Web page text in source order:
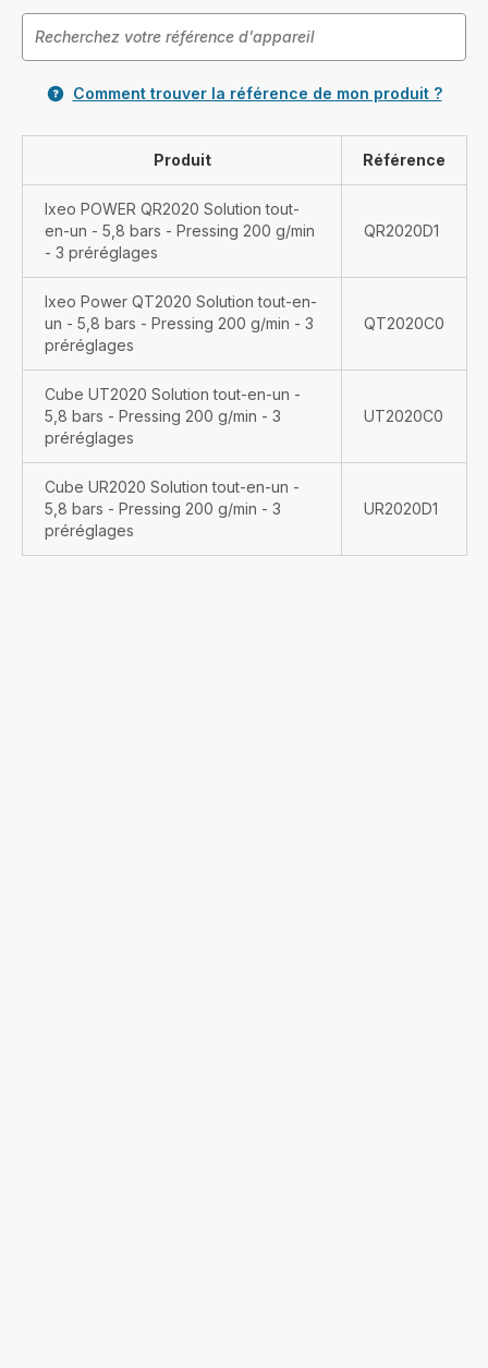
Comment trouver la référence de mon produit ?
Produit Référence
Ixeo POWER QR2020 Solution tout-
en-un - 5,8 bars - Pressing 200 g/min
- 3 préréglages
QR2020D1
Ixeo Power QT2020 Solution tout-en-
un - 5,8 bars - Pressing 200 g/min - 3
préréglages
QT2020C0
Cube UT2020 Solution tout-en-un -
5,8 bars - Pressing 200 g/min - 3
préréglages
UT2020C0
Cube UR2020 Solution tout-en-un -
5,8 bars - Pressing 200 g/min - 3
préréglages
UR2020D1